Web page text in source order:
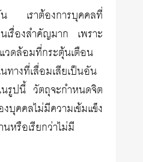
น เราต้องการบุคคลที่
เรื่องสำคัญมาก เพราะ
ดล้อมที่กระตุ้นเตือน
ทางที่เสื่อมเสียเป็นอัน
รูปนี้ วัตถุจะกำหนดจิต
บุคคลไม่มีความเข้มแข็ง
หรือเรียกว่าไม่มี